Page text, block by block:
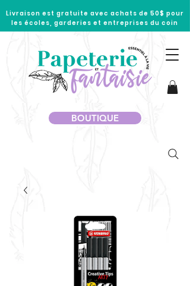
Livraison est gratuite avec achats de 50$ pour
les écoles, garderies et entreprises du coin
BOUTIQUE